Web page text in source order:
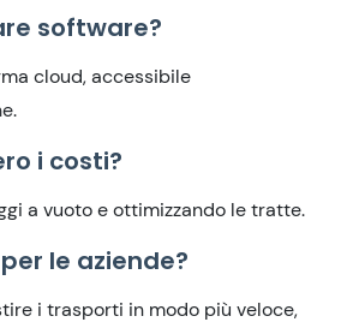
software?
cloud, accessibile
i costi?
a vuoto e ottimizzando le tratte.
le aziende?
i trasporti in modo più veloce,